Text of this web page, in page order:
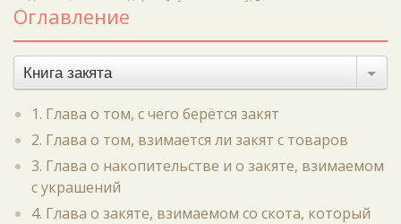
Оглавление
Книга закята
1. Глава о том, с чего берётся закят
2. Глава о том, взимается ли закят с товаров
3. Глава о накопительстве и о закяте, взимаемом
с украшений
4. Глава о закяте, взимаемом со скота, который